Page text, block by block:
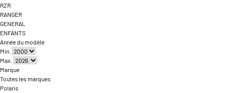
RZR
RANGER
GENERAL
ENFANTS
Année du modèle
Min.
Max.
Marque
Toutes les marques
Polaris